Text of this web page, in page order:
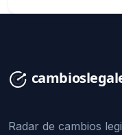
Radar de cambios